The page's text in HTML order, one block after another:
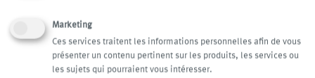
Marketing
Ces services traitent les informations personnelles afin de vous
présenter un contenu pertinent sur les produits, les services ou
les sujets qui pourraient vous intéresser.